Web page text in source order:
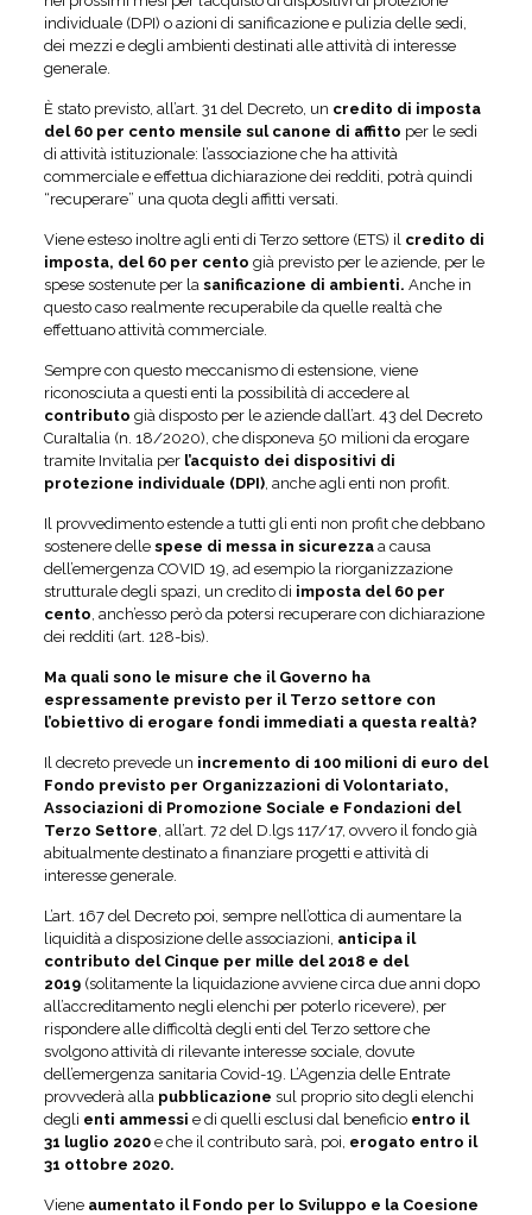
individuale (DPI) o azioni di sanificazione e pulizia delle sedi,
dei mezzi e degli ambienti destinati alle attività di interesse
generale.
È stato previsto, all’art. 31 del Decreto, un credito di imposta
del 60 per cento mensile sul canone di affitto per le sedi
di attività istituzionale: l’associazione che ha attività
commerciale e effettua dichiarazione dei redditi, potrà quindi
“recuperare” una quota degli affitti versati.
Viene esteso inoltre agli enti di Terzo settore (ETS) il credito di
imposta, del 60 per cento già previsto per le aziende, per le
spese sostenute per la sanificazione di ambienti. Anche in
questo caso realmente recuperabile da quelle realtà che
effettuano attività commerciale.
Sempre con questo meccanismo di estensione, viene
riconosciuta a questi enti la possibilità di accedere al
contributo già disposto per le aziende dall’art. 43 del Decreto
CuraItalia (n. 18/2020), che disponeva 50 milioni da erogare
tramite Invitalia per l’acquisto dei dispositivi di
protezione individuale (DPI), anche agli enti non profit.
Il provvedimento estende a tutti gli enti non profit che debbano
sostenere delle spese di messa in sicurezzaa causa
dell’emergenza COVID 19, ad esempio la riorganizzazione
strutturale degli spazi, un credito di imposta del 60 per
cento, anch’esso però da potersi recuperare con dichiarazione
dei redditi (art. 128-bis).
Ma quali sono le misure che il Governo ha
espressamente previsto per il Terzo settore con
l’obiettivo di erogare fondi immediati a questa realtà?
Il decreto prevede un incremento di 100 milioni di euro del
Fondo previsto per Organizzazioni di Volontariato,
Associazioni di Promozione Sociale e Fondazioni del
Terzo Settore, all’art. 72 del D.lgs 117/17, ovvero il fondo già
abitualmente destinato a finanziare progetti e attività di
interesse generale.
L’art. 167 del Decreto poi, sempre nell’ottica di aumentare la
liquidità a disposizione delle associazioni, anticipa il
contributo del Cinque per mille del 2018 e del
2019 (solitamente la liquidazione avviene circa due anni dopo
all’accreditamento negli elenchi per poterlo ricevere), per
rispondere alle difficoltà degli enti del Terzo settore che
svolgono attività di rilevante interesse sociale, dovute
dell’emergenza sanitaria Covid-19. L’Agenzia delle Entrate
provvederà alla pubblicazione sul proprio sito degli elenchi
degli enti ammessi e di quelli esclusi dal beneficio entro il
31 luglio 2020 e che il contributo sarà, poi, erogato entro il
31 ottobre 2020.
Viene aumentato il Fondo per lo Sviluppo e la Coesione